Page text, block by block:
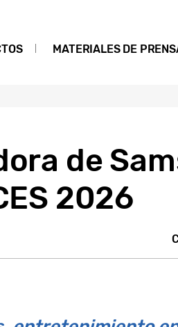
MATERIALES DE
de
2026